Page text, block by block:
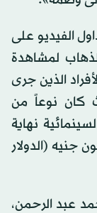
الفيديو على
لمشاهدة
الذين جرى
كان نوعاً من
نهاية
وحقق أكثر من 23 مليون جنيه (الدولار
عبد الرحمن،